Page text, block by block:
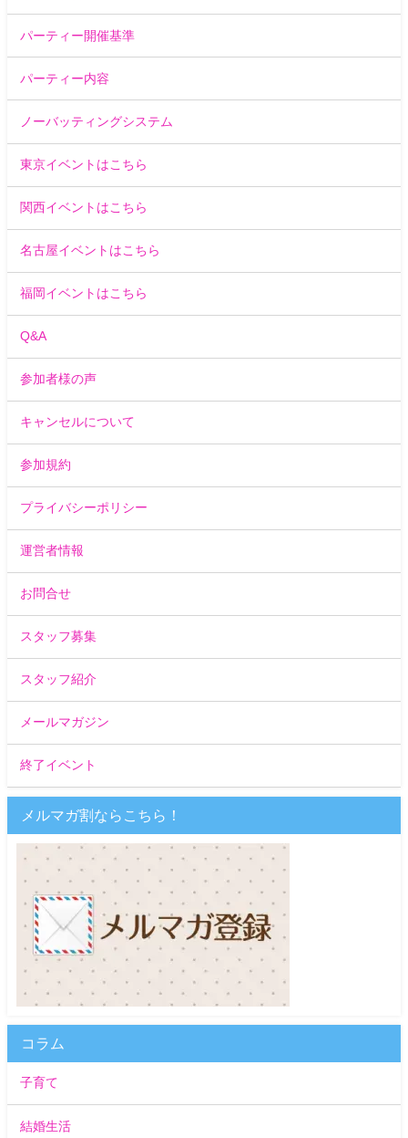
パーティー開催基準
パーティー内容
ノーバッティングシステム
東京イベントはこちら
関西イベントはこちら
名古屋イベントはこちら
福岡イベントはこちら
Q&A
参加者様の声
キャンセルについて
参加規約
プライバシーポリシー
運営者情報
お問合せ
スタッフ募集
スタッフ紹介
メールマガジン
終了イベント
メルマガ割ならこちら！
コラム
子育て
結婚生活